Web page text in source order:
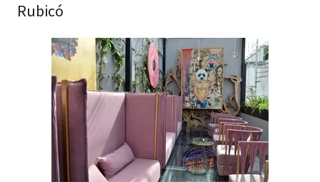
Rubicó